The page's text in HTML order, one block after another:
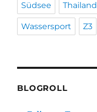
Südsee Thailand
Wassersport Z3
BLOGROLL